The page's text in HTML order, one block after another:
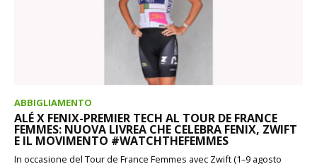
ABBIGLIAMENTO
ALÉ X FENIX-PREMIER TECH AL TOUR DE FRANCE
FEMMES: NUOVA LIVREA CHE CELEBRA FENIX, ZWIFT
E IL MOVIMENTO #WATCHTHEFEMMES
In occasione del Tour de France Femmes avec Zwift (1–9 agosto